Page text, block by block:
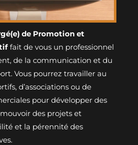
de Promotion et
fait de vous un professionnel
de la communication et du
Vous pourrez travailler au
d’associations ou de
pour développer des
des projets et
et la pérennité des